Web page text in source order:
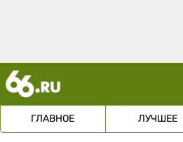
ГЛАВНОЕ ЛУЧШЕЕ